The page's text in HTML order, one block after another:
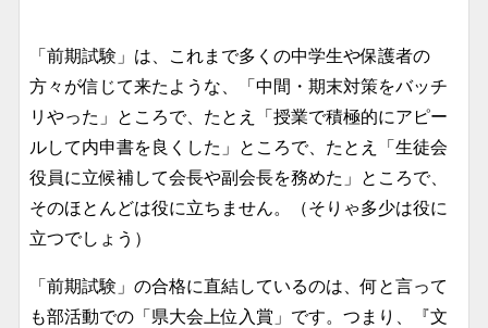
「前期試験」は、これまで多くの中学生や保護者の
方々が信じて来たような、「中間・期末対策をバッチ
リやった」ところで、たとえ「授業で積極的にアピー
ルして内申書を良くした」ところで、たとえ「生徒会
役員に立候補して会長や副会長を務めた」ところで、
そのほとんどは役に立ちません。（そりゃ多少は役に
立つでしょう）
「前期試験」の合格に直結しているのは、何と言って
も部活動での「県大会上位入賞」です。つまり、『文